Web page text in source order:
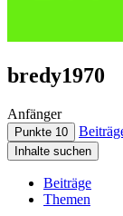
bredy1970
Anfänger
Punkte 10
Inhalte suchen
Beiträge
Themen